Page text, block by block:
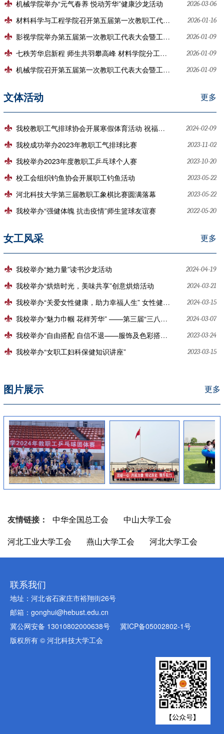
2026-03-06
机械学院举办“元气春养 悦动芳华”健康沙龙活动
2026-01-16
材料科学与工程学院召开第五届第一次教职工代表大会暨工会会员代表大会
2026-01-09
影视学院举办第五届第一次教职工代表大会暨工会会员代表大会
2026-01-09
七秩芳华启新程 师生共羽攀高峰 材料学院分工会举办师生羽毛球联谊赛
2026-01-09
机械学院召开第五届第一次教职工代表大会暨工会会员代表大会
更多
文体活动
2024-02-09
我校教职工气排球协会开展寒假体育活动 祝福大家新年快乐
2023-11-02
我校成功举办2023年教职工气排球比赛
2023-10-20
我校举办2023年度教职工乒乓球个人赛
2023-05-22
校工会组织钓鱼协会开展职工钓鱼活动
2023-05-22
河北科技大学第三届教职工象棋比赛圆满落幕
2022-05-20
我校举办“强健体魄 抗击疫情”师生篮球友谊赛
更多
女工风采
2024-04-19
我校举办“她力量”读书沙龙活动
2024-03-21
我校举办“烘焙时光，美味共享”创意烘焙活动
2024-03-15
我校举办“关爱女性健康，助力幸福人生” 女性健康保健知识讲座
2024-03-07
我校举办“魅力巾帼 花样芳华” ——第三届“三八妇女节”花艺沙龙活动
2023-03-24
我校举办“自由搭配 自信不退——服饰及色彩搭配”讲座
2023-03-15
我校举办“女职工妇科保健知识讲座”
更多
图片展示
友情链接： 中华全国总工会
中山大学工会
河北工业大学工会
燕山大学工会 河北大学工会
联系我们
地址：河北省石家庄市裕翔街26号
邮箱：gonghui@hebust.edu.cn
冀公网安备 13010802000638号
冀ICP备05002802-1号
版权所有 © 河北科技大学工会